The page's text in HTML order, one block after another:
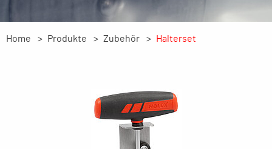
Home Produkte Zubehör Halterset